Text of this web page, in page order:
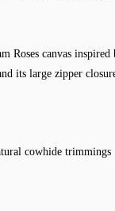
canvas inspired
its large zipper
cowhide trimmings